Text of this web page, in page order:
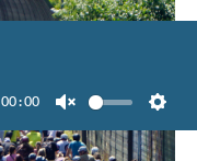
00:00
Unmute